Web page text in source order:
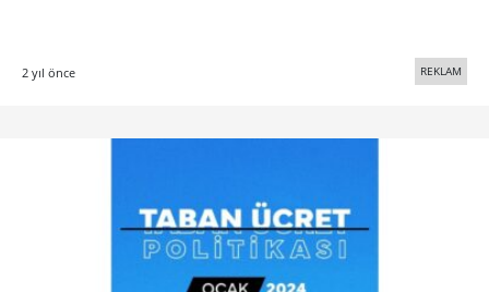
2 yıl önce REKLAM